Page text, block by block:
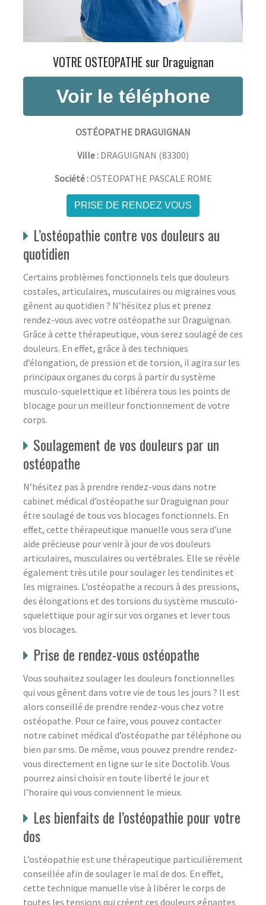
VOTRE OSTEOPATHE sur Draguignan
OSTÉOPATHE DRAGUIGNAN
Ville : DRAGUIGNAN (83300)
Société :OSTEOPATHE PASCALE ROME
PRISE DE RENDEZ VOUS
L’ostéopathie contre vos douleurs au
quotidien
Certains problèmes fonctionnels tels que douleurs
costales, articulaires, musculaires ou migraines vous
gênent au quotidien ? N’hésitez plus et prenez
rendez-vous avec votre ostéopathe sur Draguignan.
Grâce à cette thérapeutique, vous serez soulagé de ces
douleurs. En effet, grâce à des techniques
d’élongation, de pression et de torsion, il agira sur les
principaux organes du corps à partir du système
musculo-squelettique et libérera tous les points de
blocage pour un meilleur fonctionnement de votre
corps.
Soulagement de vos douleurs par un
ostéopathe
N’hésitez pas à prendre rendez-vous dans notre
cabinet médical d’ostéopathe sur Draguignan pour
être soulagé de tous vos blocages fonctionnels. En
effet, cette thérapeutique manuelle vous sera d’une
aide précieuse pour venir à jour de vos douleurs
articulaires, musculaires ou vertébrales. Elle se révèle
également très utile pour soulager les tendinites et
les migraines. L’ostéopathe a recours à des pressions,
des élongations et des torsions du système musculo-
squelettique pour agir sur vos organes et lever tous
vos blocages.
Prise de rendez-vous ostéopathe
Vous souhaitez soulager les douleurs fonctionnelles
qui vous gênent dans votre vie de tous les jours ? Il est
alors conseillé de prendre rendez-vous chez votre
ostéopathe. Pour ce faire, vous pouvez contacter
notre cabinet médical d’ostéopathe par téléphone ou
bien par sms. De même, vous pouvez prendre rendez-
vous directement en ligne sur le site Doctolib. Vous
pourrez ainsi choisir en toute liberté le jour et
l’horaire qui vous conviennent le mieux.
Les bienfaits de l’ostéopathie pour votre
dos
L’ostéopathie est une thérapeutique particulièrement
conseillée afin de soulager le mal de dos. En effet,
cette technique manuelle vise à libérer le corps de
toutes les tensions qui créent ces douleurs gênantes